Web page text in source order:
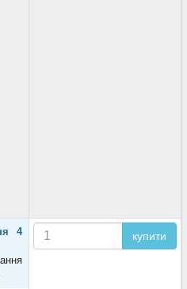
4
купити